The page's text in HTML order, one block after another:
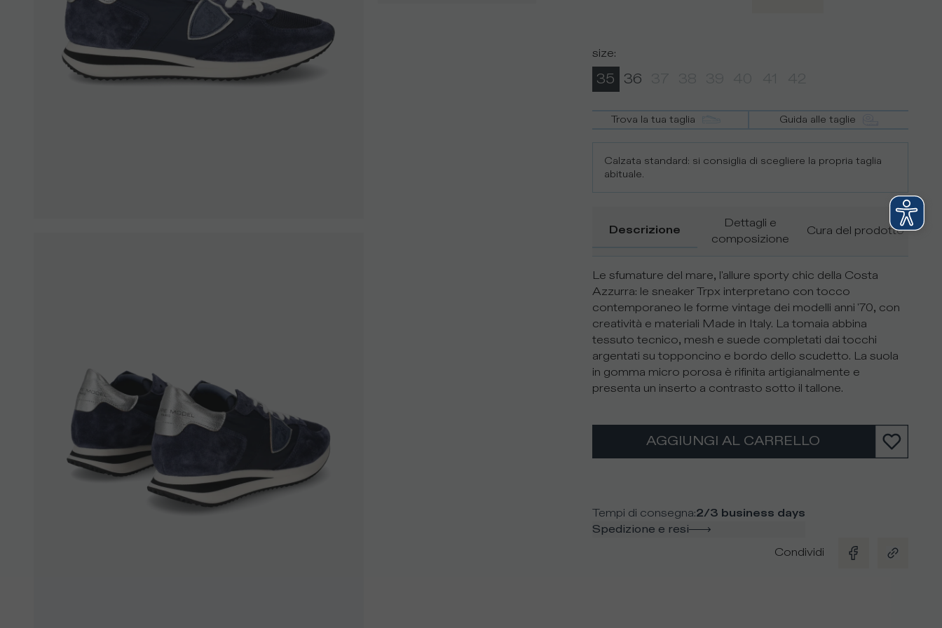
size:
35 36
Trova la tua taglia Guida alle taglie
Calzata standard: si consiglia di scegliere la propria taglia
abituale.
Descrizione
Dettagli e
composizione
Cura del prodotto
Le sfumature del mare, l'allure sporty chic della Costa
Azzurra: le sneaker Trpx interpretano con tocco
contemporaneo le forme vintage dei modelli anni '70, con
creatività e materiali Made in Italy. La tomaia abbina
tessuto tecnico, mesh e suede completati dai tocchi
argentati su topponcino e bordo dello scudetto. La suola
in gomma micro porosa è rifinita artigianalmente e
presenta un inserto a contrasto sotto il tallone.
AGGIUNGI AL CARRELLO
Tempi di consegna:2/3 business days
Spedizione e resi
Condividi